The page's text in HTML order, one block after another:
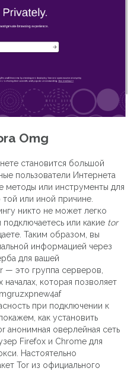
Omg
становится большой
пользователи Интернета
методы или инструменты для
или иной причине.
никто не может легко
или какие tor
Таким образом, вы
информацией через
для вашей
— это группа серверов,
которая позволяет
при подключении к
как установить
анонимная оверлейная сеть
Firefox и Chrome для
Настоятельно
Tor из официального